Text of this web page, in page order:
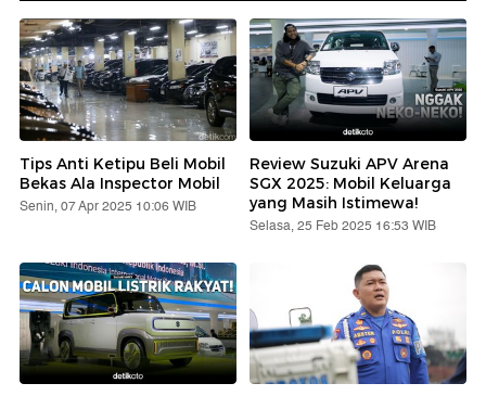
Tips Anti Ketipu Beli Mobil
Bekas Ala Inspector Mobil
Senin, 07 Apr 2025 10:06 WIB
Review Suzuki APV Arena
SGX 2025: Mobil Keluarga
yang Masih Istimewa!
Selasa, 25 Feb 2025 16:53 WIB